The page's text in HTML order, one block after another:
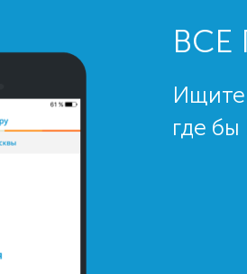
ВСЕ
Ищите
где